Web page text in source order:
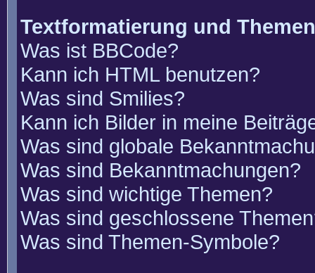
Textformatierung und
Was ist BBCode?
Kann ich HTML benutzen?
Was sind Smilies?
Kann ich Bilder in meine
Was sind globale
Was sind Bekanntmachungen?
Was sind wichtige Themen?
Was sind geschlossene
Was sind Themen-Symbole?